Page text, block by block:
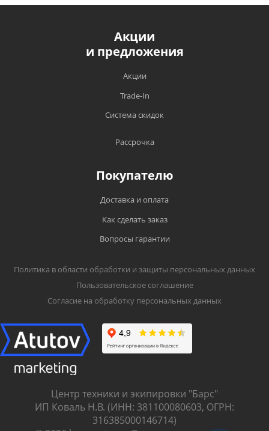
Акции
и предложения
Акции
Trade-In
Система скидок
Рассрочка
Покупателю
Доставка и оплата
Как сделать заказ
Вопросы гарантии
Политика в области обработки и защиты персональных данных
Пользовательское соглашение
Согласие на обработку персональных данных
Центр техники и экипировки "Барс"
ИП Коваль Н.В. (ИНН: 381100080603, ОГРН:
316385000146714)